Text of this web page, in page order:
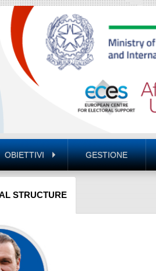
OBIETTIVI GESTIONE
STRUCTURE